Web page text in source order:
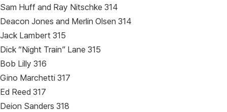
Sam Huff and Ray Nitschke 314
Deacon Jones and Merlin Olsen 314
Jack Lambert 315
Dick “Night Train” Lane 315
Bob Lilly 316
Gino Marchetti 317
Ed Reed 317
Deion Sanders 318